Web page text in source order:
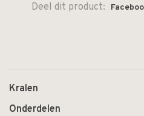
Deel dit product:
Kralen
Onderdelen